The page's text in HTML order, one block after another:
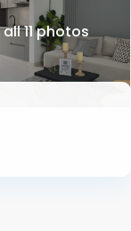
all 11 photos